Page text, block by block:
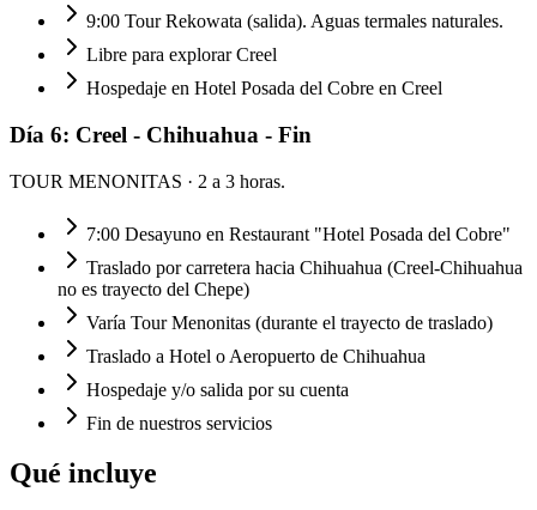
9:00 Tour Rekowata (salida). Aguas termales naturales.
Libre para explorar Creel
Hospedaje en Hotel Posada del Cobre en Creel
Día 6: Creel - Chihuahua - Fin
TOUR MENONITAS · 2 a 3 horas.
7:00 Desayuno en Restaurant "Hotel Posada del Cobre"
Traslado por carretera hacia Chihuahua (Creel-Chihuahua
no es trayecto del Chepe)
Varía Tour Menonitas (durante el trayecto de traslado)
Traslado a Hotel o Aeropuerto de Chihuahua
Hospedaje y/o salida por su cuenta
Fin de nuestros servicios
Qué incluye